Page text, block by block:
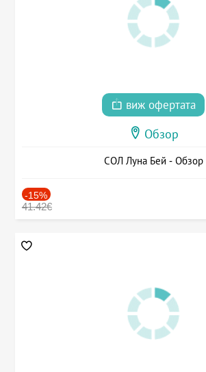
виж офертата
Обзор
СОЛ Луна Бей - Обзор
-15%
41.42€